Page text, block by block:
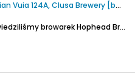
Rumunia, Cluj-Napoca, Traian Vuia 124A, Clusa Brewery [bez wyszynku]
Będąc w Cluj 8.08.2023 odwiedziliśmy browarek Hophead Brewing